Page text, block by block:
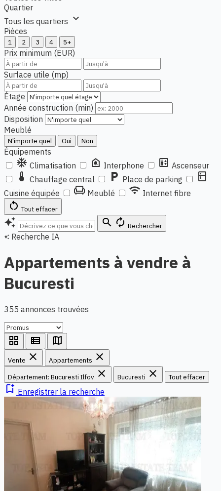
Quartier
Tous les quartiers expand_more
Pièces
1 2 3 4 5+
Prix minimum (EUR)
Surface utile (mp)
Étage
Année construction (min)
Disposition
Meublé
N'importe quel Oui Non
Équipements
ac_unit Climatisation doorbell Interphone elevator Ascenseur
thermostat Chauffage central local_parking Place de parking kitchen
Cuisine équipée chair Meublé wifi Internet fibre
restart_alt Tout effacer
auto_awesome search autorenew Rechercher
auto_awesome Recherche IA
Appartements à vendre à
Bucuresti
355 annonces trouvées
grid_view view_list map
Vente close Appartements close
Département: Bucuresti Ilfov close Bucuresti close Tout effacer
bookmark_add Enregistrer la recherche